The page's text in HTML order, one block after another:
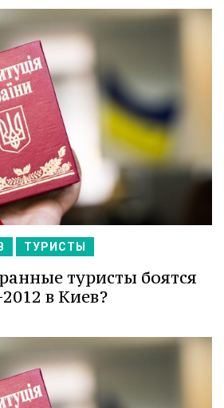
ТУРИСТЫ
туристы боятся
в Киев?